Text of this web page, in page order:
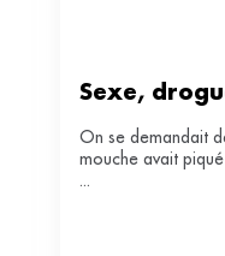
Sexe,
On se demandait
mouche avait
...